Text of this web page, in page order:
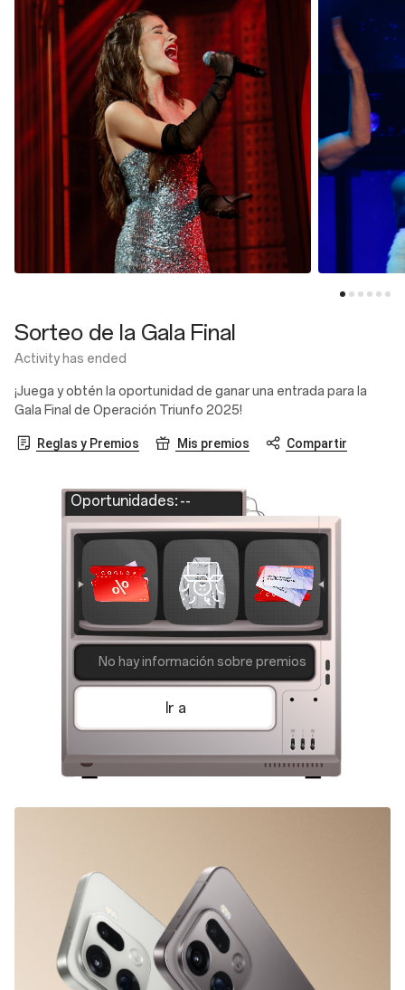
Sorteo de la Gala Final
Activity has ended
¡Juega y obtén la oportunidad de ganar una entrada para la
Gala Final de Operación Triunfo 2025!
Reglas y Premios Mis premios Compartir
Oportunidades: --
No hay información sobre premios
Ir a